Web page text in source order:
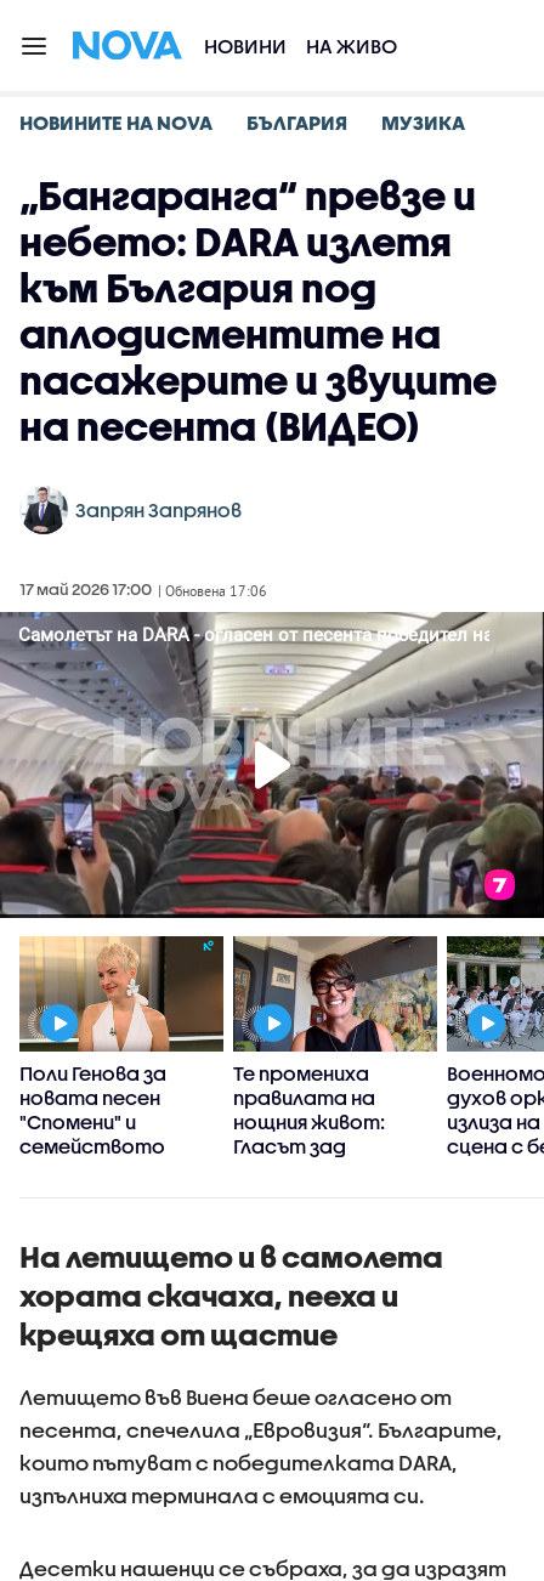
НОВИНИ НА ЖИВО
НОВИНИТЕ НА NOVA БЪЛГАРИЯ МУЗИКА
„Бангаранга“ превзе и
небето: DARA излетя
към България под
аплодисментите на
пасажерите и звуците
на песента (ВИДЕО)
Запрян Запрянов
17 май 2026 17:00 | Обновена 17:06
Поли Генова за
новата песен
"Спомени" и
семейството
Те промениха
правилата на
нощния живот:
Гласът зад
KOSHEEN - Шон
духов
излиза
сцена с
На летището и в самолета
хората скачаха, пееха и
крещяха от щастие
Летището във Виена беше огласено от
песента, спечелила „Евровизия“. Българите,
които пътуват с победителката DARA,
изпълниха терминала с емоцията си.
Десетки нашенци се събраха, за да изразят